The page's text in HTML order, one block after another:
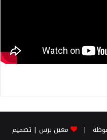
معين برس | تصميم